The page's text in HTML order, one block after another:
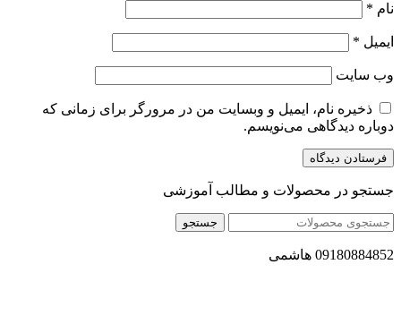
نام *
ایمیل *
وب‌ سایت
ذخیره نام، ایمیل و وبسایت من در مرورگر برای زمانی که
دوباره دیدگاهی می‌نویسم.
جستجو در محصولات و مطالب آموزشی
جستجو
09180884852 هاشمی